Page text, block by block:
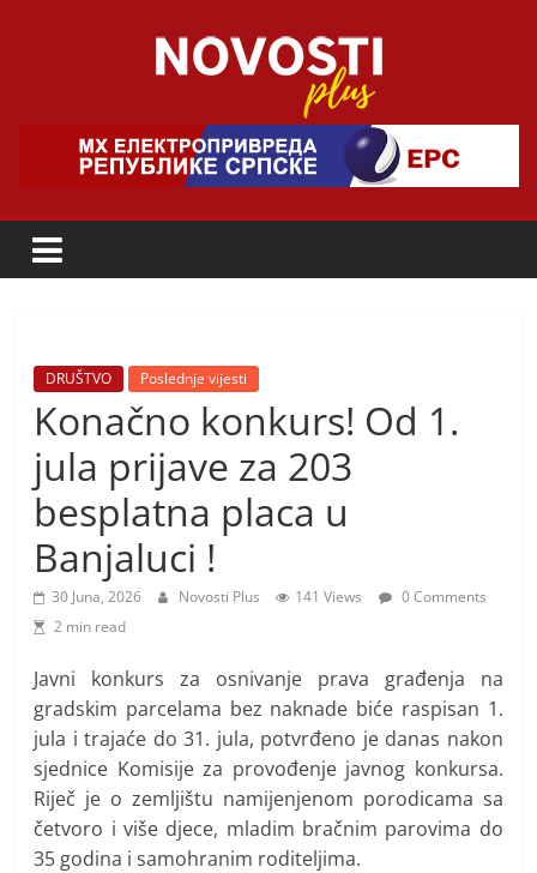
Novosti
Plus
o
a
l
p
o
z
t
i
n
i
h
v
i
j
DRUŠTVO Poslednje vijesti
Konačno konkurs! Od 1.
jula prijave za 203
besplatna placa u
Banjaluci !
30 Juna, 2026 Novosti Plus 141 Views
0 Comments
2 min read
Javni konkurs za osnivanje prava građenja na
gradskim parcelama bez naknade biće raspisan 1.
jula i trajaće do 31. jula, potvrđeno je danas nakon
sjednice Komisije za provođenje javnog konkursa.
Riječ je o zemljištu namijenjenom porodicama sa
četvoro i više djece, mladim bračnim parovima do
35 godina i samohranim roditeljima.